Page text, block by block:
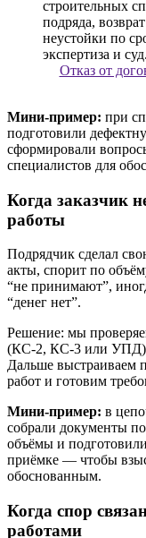
Отказ от
Мини-пример: при
подготовили
сформировали
специалистов для
Когда заказчик
работы
Подрядчик сделал
акты, спорит по
“не принимают”,
“денег нет”.
Решение: мы
(КС-2, КС-3 или УПД),
Дальше выстраиваем
работ и готовим
Мини-пример: в
собрали документы по
объёмы и
приёмке — чтобы
обоснованным.
Когда спор
работами